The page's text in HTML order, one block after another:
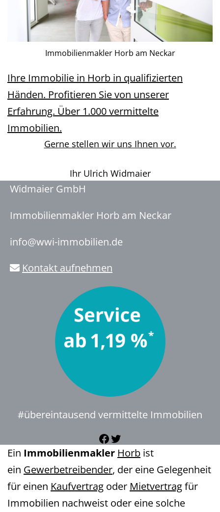
Immobilienmakler Horb am Neckar
Ihre Immobilie in Horb in qualifizierten
Händen. Profitieren Sie von unserer
Erfahrung. Über 1.000 vermittelte
Immobilien.
Gerne stellen wir uns Ihnen vor.
Ihr Ulrich Widmaier
Widmaier GmbH
Immobilienmakler Horb am Neckar
info@wwi-immobilien.de
Kontakt aufnehmen
#übereintausend vermittelte Immobilien
Facebook
Twitter
Ein Immobilienmakler Horb ist
ein Gewerbetreibender, der eine Gelegenheit
für einen Kaufvertrag oder Mietvertragfür
Immobilien nachweist oder eine solche